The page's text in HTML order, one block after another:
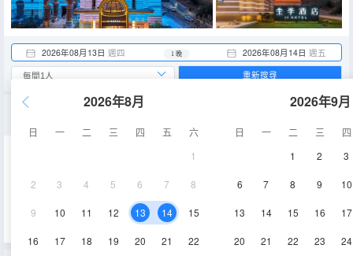
2026年08月13日 週四 2026年08月14日 週五
1 晚
2026年8月
日 一 二 三 四 五
六
1
2 3 4 5 6 7 8
9 10 11 12 13 14 15
16 17 18 19 20 21 22
2026年9月
日 一 二 三
四
1
2 3
6 7 8 9 10
13 14 15 16 17
20 21 22 23 24
重新搜尋
35-45㎡ 空調
淋浴